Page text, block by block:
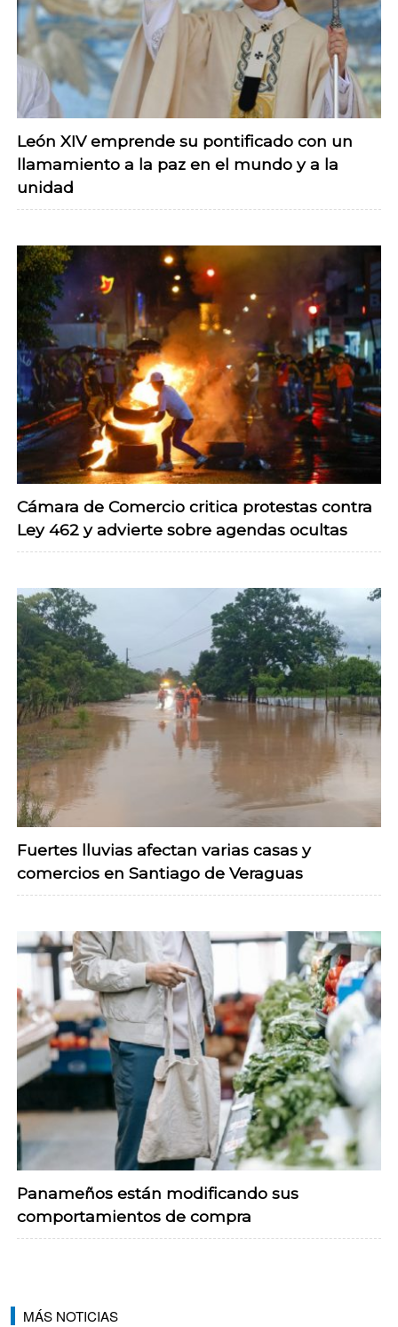
León XIV emprende su pontificado con un
llamamiento a la paz en el mundo y a la
unidad
Cámara de Comercio critica protestas contra
Ley 462 y advierte sobre agendas ocultas
Fuertes lluvias afectan varias casas y
comercios en Santiago de Veraguas
Panameños están modificando sus
comportamientos de compra
MÁS NOTICIAS